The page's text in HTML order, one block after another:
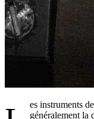
es instruments
généralement la